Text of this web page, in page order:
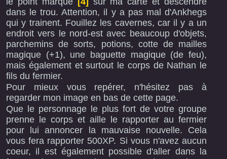
dans le trou. Attention, il y a pas mal d'Ankhegs
qui y trainent. Fouillez les cavernes, car il y a un
endroit vers le nord-est avec beaucoup d'objets,
parchemins de sorts, potions, cotte de mailles
magique (+1), une baguette magique (de feu),
mais également et surtout le corps de Nathan le
fils du fermier.
Pour mieux vous repérer, n'hésitez pas à
regarder mon image en bas de cette page.
Que le personnage le plus fort de votre groupe
prenne le corps et aille le rapporter au fermier
pour lui annoncer la mauvaise nouvelle. Cela
vous fera rapporter 500XP. Si vous n'avez aucun
coeur, il est également possible d'aller dans la